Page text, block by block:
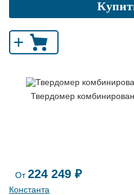
+
Твердомер
От224 249 ₽
Константа